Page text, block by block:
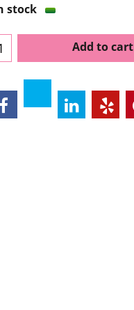
stock
Add to cart